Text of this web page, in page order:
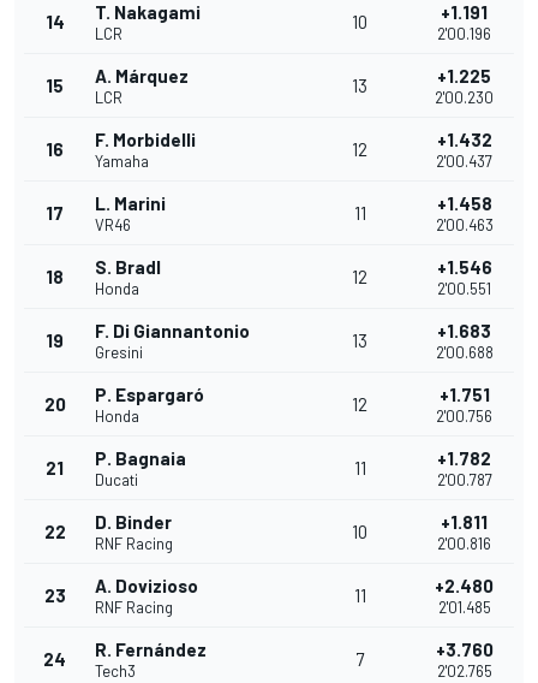
14 T. Nakagami
LCR
10 +1.191
2'00.196
15 A. Márquez
LCR
13 +1.225
2'00.230
16 F. Morbidelli
Yamaha
12 +1.432
2'00.437
17 L. Marini
VR46
11 +1.458
2'00.463
18 S. Bradl
Honda
12 +1.546
2'00.551
19 F. Di Giannantonio
Gresini
13 +1.683
2'00.688
20 P. Espargaró
Honda
12 +1.751
2'00.756
21 P. Bagnaia
Ducati
11 +1.782
2'00.787
22 D. Binder
RNF Racing
10 +1.811
2'00.816
23 A. Dovizioso
RNF Racing
11 +2.480
2'01.485
24 R. Fernández
Tech3
7 +3.760
2'02.765